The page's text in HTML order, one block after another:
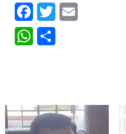
FacebookTwitter
WhatsApp